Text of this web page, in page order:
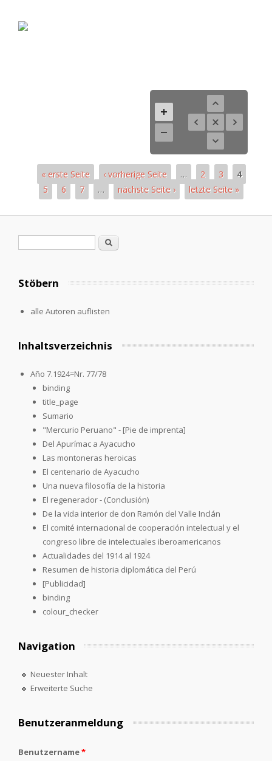
« erste Seite ‹ vorherige Seite … 2 3
4
5
6 7 … nächste Seite › letzte Seite »
Suche
Stöbern
alle Autoren auflisten
Inhaltsverzeichnis
Año 7.1924=Nr. 77/78
binding
title_page
Sumario
"Mercurio Peruano" - [Pie de imprenta]
Del Apurímac a Ayacucho
Las montoneras heroicas
El centenario de Ayacucho
Una nueva filosofía de la historia
El regenerador - (Conclusión)
De la vida interior de don Ramón del Valle Inclán
El comité internacional de cooperación intelectual y el
congreso libre de intelectuales iberoamericanos
Actualidades del 1914 al 1924
Resumen de historia diplomática del Perú
[Publicidad]
binding
colour_checker
Navigation
Neuester Inhalt
Erweiterte Suche
Benutzeranmeldung
Benutzername*